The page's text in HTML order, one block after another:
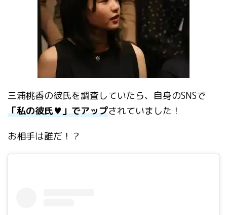
三浦桃香の彼氏を調査していたら、自身のSNSで
「私の彼氏♥」でアップされていました！
お相手は誰だ！？